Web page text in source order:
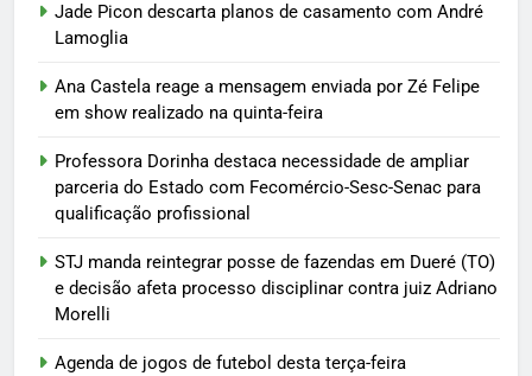
Jade Picon descarta planos de casamento com André
Lamoglia
Ana Castela reage a mensagem enviada por Zé Felipe
em show realizado na quinta-feira
Professora Dorinha destaca necessidade de ampliar
parceria do Estado com Fecomércio-Sesc-Senac para
qualificação profissional
STJ manda reintegrar posse de fazendas em Dueré (TO)
e decisão afeta processo disciplinar contra juiz Adriano
Morelli
Agenda de jogos de futebol desta terça-feira